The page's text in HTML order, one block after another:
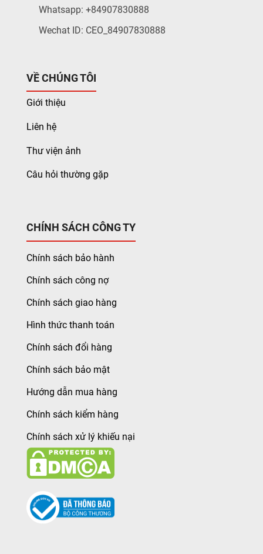
Whatsapp: +84907830888
Wechat ID: CEO_84907830888
VỀ CHÚNG TÔI
Giới thiệu
Liên hệ
Thư viện ảnh
Câu hỏi thường gặp
CHÍNH SÁCH CÔNG TY
Chính sách bảo hành
Chính sách công nợ
Chính sách giao hàng
Hình thức thanh toán
Chính sách đổi hàng
Chính sách bảo mật
Hướng dẫn mua hàng
Chính sách kiểm hàng
Chính sách xử lý khiếu nại